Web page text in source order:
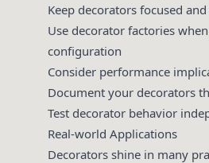
Keep decorators focused
Use decorator factories
configuration
Consider performance
Document your decorators
Test decorator behavior
Real-world Applications
Decorators shine in many